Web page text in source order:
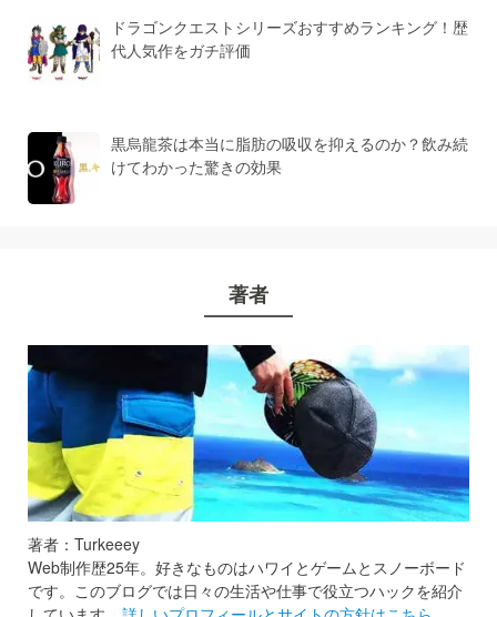
ドラゴンクエストシリーズおすすめランキング！歴
代人気作をガチ評価
黒烏龍茶は本当に脂肪の吸収を抑えるのか？飲み続
けてわかった驚きの効果
著者
著者：Turkeeey
Web制作歴25年。好きなものはハワイとゲームとスノーボード
です。このブログでは日々の生活や仕事で役立つハックを紹介